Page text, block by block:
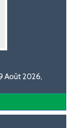
Août 2026,